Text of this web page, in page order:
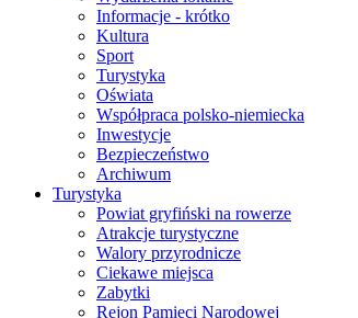
Informacje - krótko
Kultura
Sport
Turystyka
Oświata
Współpraca polsko-niemiecka
Inwestycje
Bezpieczeństwo
Archiwum
Turystyka
Powiat gryfiński na rowerze
Atrakcje turystyczne
Walory przyrodnicze
Ciekawe miejsca
Zabytki
Rejon Pamięci Narodowej